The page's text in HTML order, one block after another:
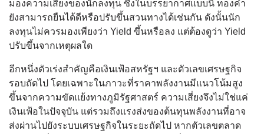
มองความเสี่ยงของนักลงทุน ซึ่งในบรรยากาศแบบนี้ ทองคำ
ยังสามารถยืนได้ดีหรือปรับขึ้นสวนทางได้เช่นกัน ดังนั้นนัก
ลงทุนไม่ควรมองเพียงว่า Yield ขึ้นหรือลง แต่ต้องดูว่า Yield
ปรับขึ้นจากเหตุผลใด
อีกหนึ่งตัวเร่งสำคัญคือเงินเฟ้อสหรัฐฯ และตัวเลขเศรษฐกิจ
รอบถัดไป โดยเฉพาะในภาวะที่ราคาพลังงานมีแนวโน้มสูง
ขึ้นจากความขัดแย้งทางภูมิรัฐศาสตร์ ความเสี่ยงจึงไม่ใช่แค่
เงินเฟ้อในปัจจุบัน แต่รวมถึงแรงส่งของต้นทุนพลังงานที่อาจ
ส่งผ่านไปยังระบบเศรษฐกิจในระยะถัดไป หากตัวเลขตลาด